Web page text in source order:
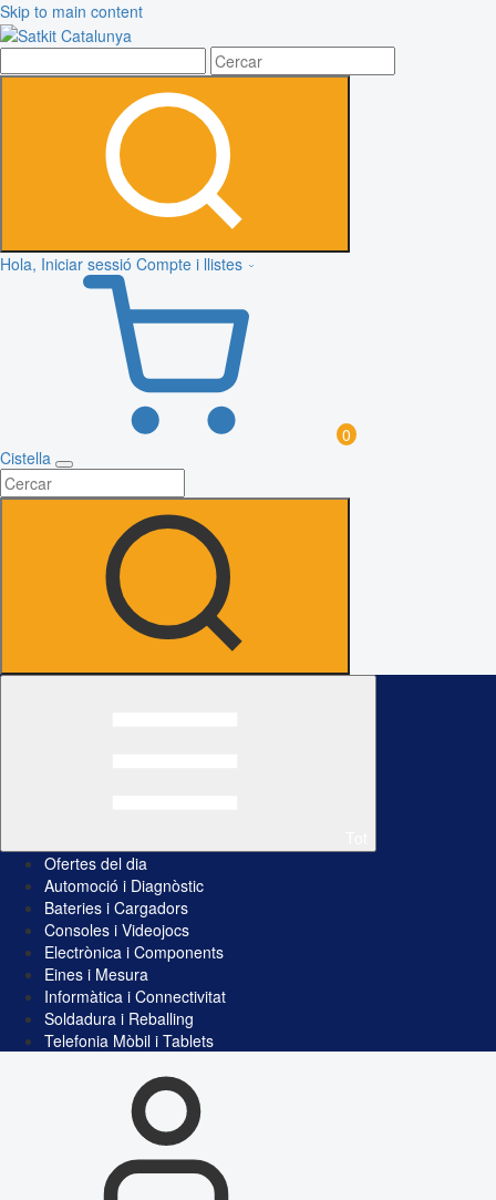
Skip to main content
Hola, Iniciar sessió Compte i llistes
0
Cistella
Ofertes del dia
Automoció i Diagnòstic
Bateries i Cargadors
Consoles i Videojocs
Electrònica i Components
Eines i Mesura
Informàtica i Connectivitat
Soldadura i Reballing
Telefonia Mòbil i Tablets